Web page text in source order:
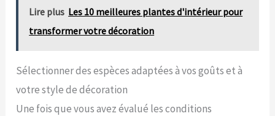
Lire plus Les 10 meilleures plantes d'intérieur pour
transformer votre décoration
Sélectionner des espèces adaptées à vos goûts et à
votre style de décoration
Une fois que vous avez évalué les conditions